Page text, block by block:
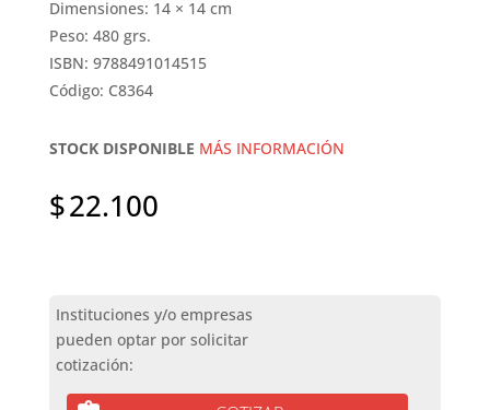
Dimensiones: 14 × 14 cm
Peso: 480 grs.
ISBN: 9788491014515
Código: C8364
STOCK DISPONIBLE MÁS INFORMACIÓN
$22.100